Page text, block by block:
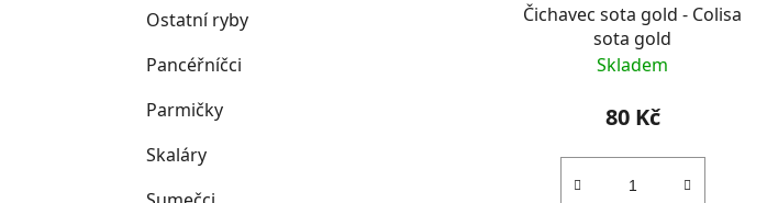
Ostatní ryby
Pancéřníčci
Parmičky
Skaláry
Čichavec sota gold - Colisa
sota gold
Skladem
80 Kč